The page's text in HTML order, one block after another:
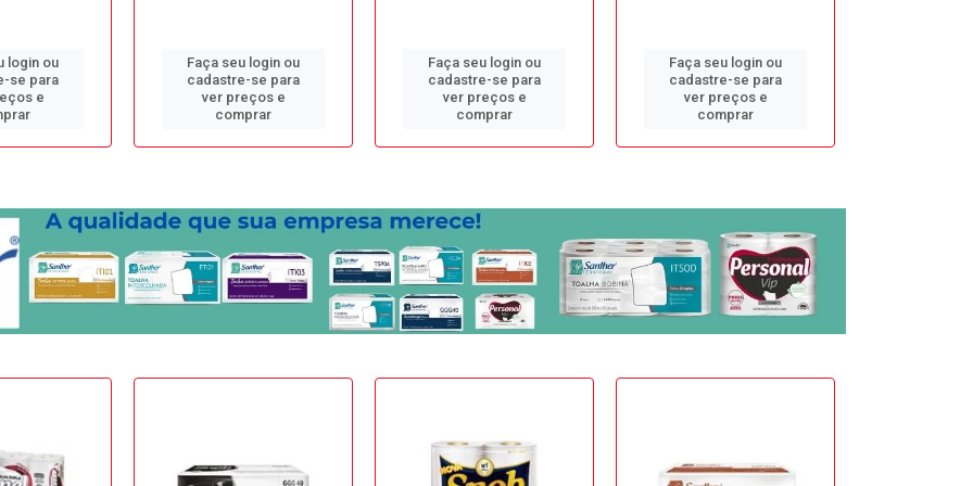
login ou
se para
e
Faça seu login ou
cadastre-se para
ver preços e
comprar
Faça seu login ou
cadastre-se para
ver preços e
comprar
Faça seu login ou
cadastre-se para
ver preços e
comprar